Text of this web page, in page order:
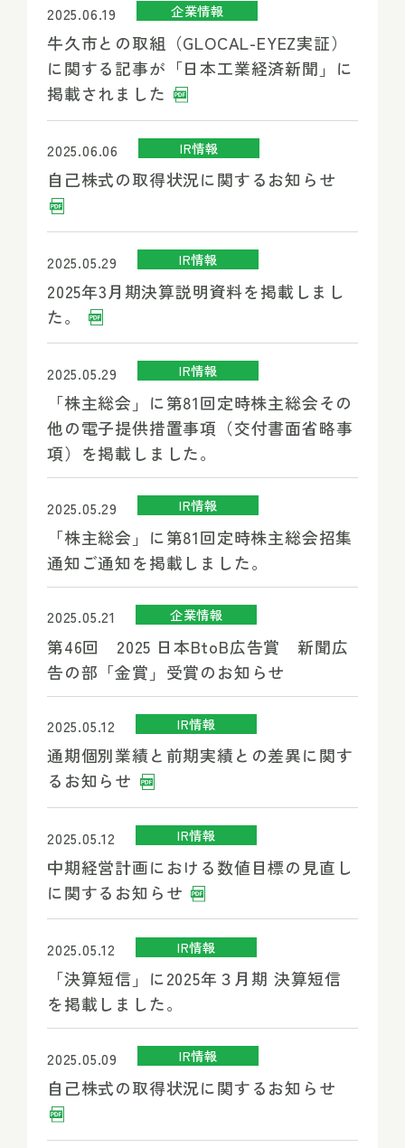
2025.06.19 企業情報
牛久市との取組（GLOCAL-EYEZ実証）
に関する記事が「日本工業経済新聞」に
掲載されました
2025.06.06 IR情報
自己株式の取得状況に関するお知らせ
2025.05.29 IR情報
2025年3月期決算説明資料を掲載しまし
た。
2025.05.29 IR情報
「株主総会」に第81回定時株主総会その
他の電子提供措置事項（交付書面省略事
項）を掲載しました。
2025.05.29 IR情報
「株主総会」に第81回定時株主総会招集
通知ご通知を掲載しました。
2025.05.21 企業情報
第46回 2025 日本BtoB広告賞 新聞広
告の部「金賞」受賞のお知らせ
2025.05.12 IR情報
通期個別業績と前期実績との差異に関す
るお知らせ
2025.05.12 IR情報
中期経営計画における数値目標の見直し
に関するお知らせ
2025.05.12 IR情報
「決算短信」に2025年３月期 決算短信
を掲載しました。
2025.05.09 IR情報
自己株式の取得状況に関するお知らせ